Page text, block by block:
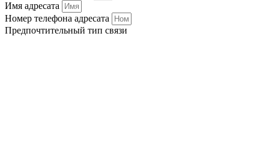
Имя адресата
Номер телефона адресата
Предпочтительный тип связи